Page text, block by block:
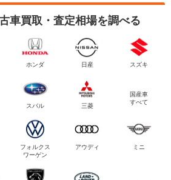
車買取・査定相場を調べる
ホンダ 日産 スズキ
スバル 三菱
国産車
すべて
フォルクス
ワーゲン
アウディ ミニ